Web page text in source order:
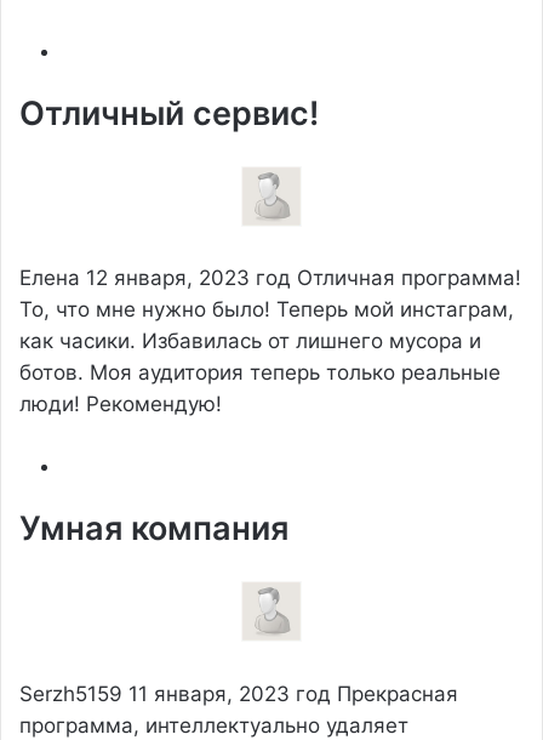
Отличный сервис!
Елена 12 января, 2023 год Отличная программа!
То, что мне нужно было! Теперь мой инстаграм,
как часики. Избавилась от лишнего мусора и
ботов. Моя аудитория теперь только реальные
люди! Рекомендую!
Умная компания
Serzh5159 11 января, 2023 год Прекрасная
программа, интеллектуально удаляет